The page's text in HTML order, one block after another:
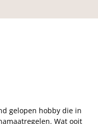
gelopen hobby die in
Wat ooit